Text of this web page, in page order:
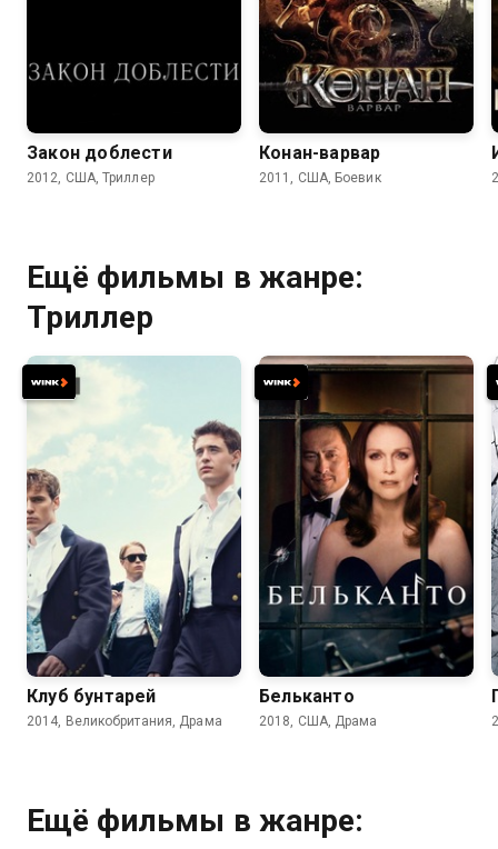
Закон доблести
2012, США, Триллер
5.7 5.2
Конан-варвар
2011, США, Боевик
Ещё фильмы в жанре:
Триллер
6.1 6.0
Клуб бунтарей
2014, Великобритания, Драма
6.7 5.5
Бельканто
2018, США, Драма
Ещё фильмы в жанре: